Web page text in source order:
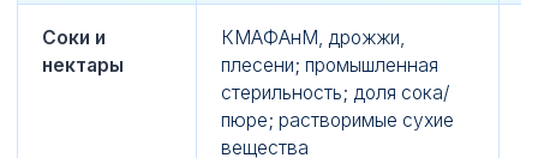
Соки и
нектары
КМАФАнМ, дрожжи,
плесени; промышленная
стерильность; доля сока/
пюре; растворимые сухие
вещества